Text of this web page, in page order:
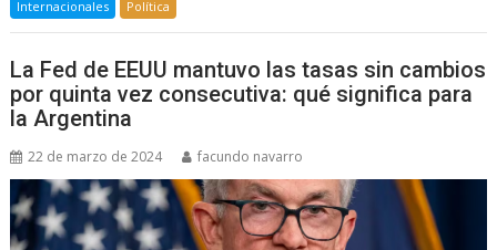
Internacionales Política
La Fed de EEUU mantuvo las tasas sin cambios
por quinta vez consecutiva: qué significa para
la Argentina
22 de marzo de 2024 facundo navarro